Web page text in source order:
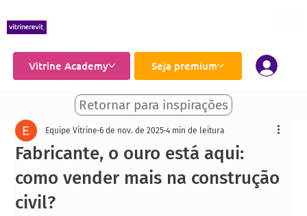
Vitrine Academy Seja premium
Retornar para inspirações
Fabricante, o ouro está aqui:
como vender mais na construção
civil?
Equipe Vitrine 6 de nov. de 2025 4 min de leitura